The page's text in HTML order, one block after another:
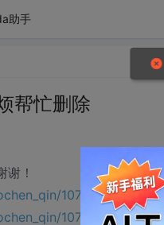
助手
帮忙删除
！
10725658
10778773